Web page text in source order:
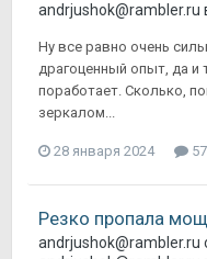
andrjushok@rambler.ru
Ну все равно очень
драгоценный опыт, да и
поработает. Сколько,
зеркалом...
28 января 2024
Резко пропала
andrjushok@rambler.ru